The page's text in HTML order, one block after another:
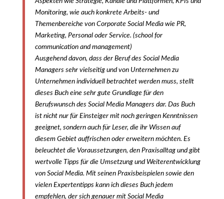
Monitoring, wie auch konkrete Arbeits- und
Themenbereiche von Corporate Social Media wie PR,
Marketing, Personal oder Service. (school for
communication and management)
Ausgehend davon, dass der Beruf des Social Media
Managers sehr vielseitig und von Unternehmen zu
Unternehmen individuell betrachtet werden muss, stellt
dieses Buch eine sehr gute Grundlage für den
Berufswunsch des Social Media Managers dar. Das Buch
ist nicht nur für Einsteiger mit noch geringen Kenntnissen
geeignet, sondern auch für Leser, die ihr Wissen auf
diesem Gebiet auffrischen oder erweitern möchten. Es
beleuchtet die Voraussetzungen, den Praxisalltag und gibt
wertvolle Tipps für die Umsetzung und Weiterentwicklung
von Social Media. Mit seinen Praxisbeispielen sowie den
vielen Expertentipps kann ich dieses Buch jedem
empfehlen, der sich genauer mit Social Media